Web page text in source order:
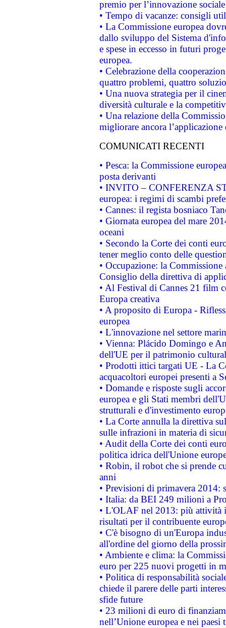
premio per l’innovazione sociale
• Tempo di vacanze: consigli
• La Commissione europea
dallo sviluppo del Sistema
e spese in eccesso in futuri
europea.
• Celebrazione della
quattro problemi, quattro
• Una nuova strategia per il
diversità culturale e la
• Una relazione della
migliorare ancora
COMUNICATI RECENTI
• Pesca: la Commissione
posta derivanti
• INVITO – CONFERENZA
europea: i regimi di scambi
• Cannes: il regista bosniaco
• Giornata europea del mare
oceani
• Secondo la Corte dei conti
tener meglio conto delle
• Occupazione: la
Consiglio della direttiva di
• Al Festival di Cannes 21 film
Europa creativa
• A proposito di Europa -
europea
• L'innovazione nel settore
• Vienna: Plácido Domingo e
dell'UE per il patrimonio
• Prodotti ittici targati UE - La
acquacoltori europei presenti a
• Domande e risposte sugli
europea e gli Stati membri
strutturali e d'investimento
• La Corte annulla la direttiva
sulle infrazioni in materia di
• Audit della Corte dei conti
politica idrica dell'Unione
• Robin, il robot che si prende
anni
• Previsioni di primavera 2014:
• Italia: da BEI 249 milioni a
• L'OLAF nel 2013: più attività
risultati per il contribuente
• C'è bisogno di un'Europa
all'ordine del giorno della
• Ambiente e clima: la
euro per 225 nuovi progetti in
• Politica di responsabilità
chiede il parere delle parti
sfide future
• 23 milioni di euro di
nell’Unione europea e nei paesi